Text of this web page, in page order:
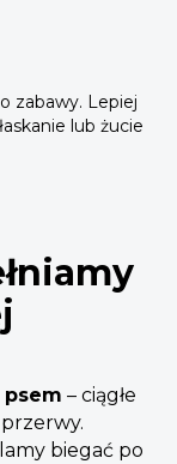
zabawy. Lepiej
lub żucie
– ciągłe
biegać po